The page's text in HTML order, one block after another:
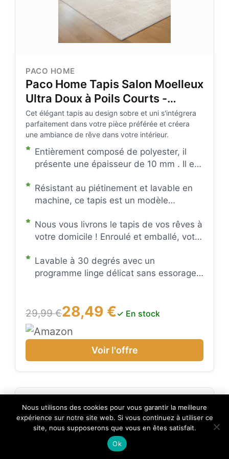
PACO HOME
Paco Home Tapis Salon Moelleux
Ultra Doux à Poils Courts -
Antidérapant, Lavable, Confort
Idéal pour Salon et Chambre,
Couleur:Crème 4,
Dimension:140x200 cm
Cet élégant tapis au design sobre et uni s'intégrera
parfaitement dans votre pièce préférée et créera
une ambiance de rêve dans votre intérieur.
Entièrement composé de polyester, il
présente une épaisseur de 10 mm . Il est
100 by OEKO-TEX, facile à entretenir et
compatible avec le chauffage au sol
Résistant au piétinement et lavable en
machine, ce tapis est un modèle
sa place dans les zones fort
fréquentées.
Nous vous livrons le tapis de vos rêves à
votre domicile ! Enroulé et emballé, votre
sécurité. Il suffit de le déballer et de le
dérouler pour en profiter !
Lavable à 30 degrés avec un
programme linge délicat sans essorage
rarement que possible - les tapis
lavables ne doivent pas être lavés trop
souvent en machine
29,99 €28,49 €✓ En stock
Voir l'offre
×
🔥 TOP VENTE
Paco Home Tapis Salon Moelleux Ultra
Doux à Poils Courts - A…
Voir l'offre
Nous utilisons des cookies pour vous garantir la meilleure
expérience sur notre site web. Si vous continuez à utiliser ce
site, nous supposerons que vous en êtes satisfait.
Ok